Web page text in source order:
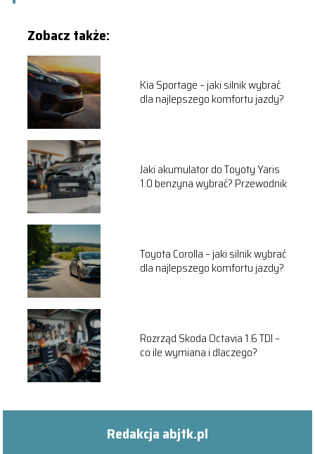
Zobacz także:
Kia Sportage – jaki silnik wybrać
dla najlepszego komfortu jazdy?
Jaki akumulator do Toyoty Yaris
1.0 benzyna wybrać? Przewodnik
Toyota Corolla – jaki silnik wybrać
dla najlepszego komfortu jazdy?
Rozrząd Skoda Octavia 1.6 TDI –
co ile wymiana i dlaczego?
Redakcja abjtk.pl